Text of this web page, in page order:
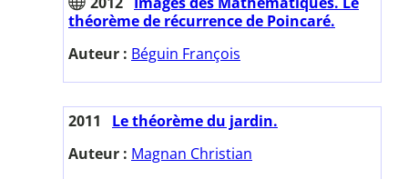
théorème de récurrence de Poincaré.
Auteur : Béguin François
2011
Le théorème du jardin.
Auteur : Magnan Christian